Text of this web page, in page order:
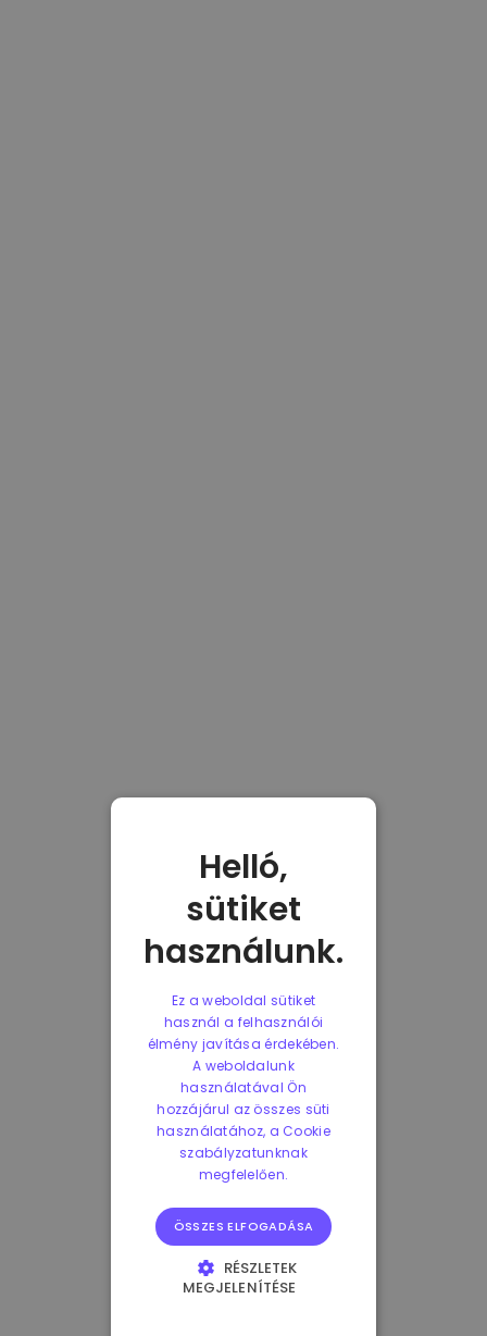
Helló,
sütiket
használunk.
Ez a weboldal sütiket
használ a felhasználói
élmény javítása érdekében.
A weboldalunk
használatával Ön
hozzájárul az összes süti
használatához, a Cookie
szabályzatunknak
megfelelően.
ÖSSZES ELFOGADÁSA
RÉSZLETEK
MEGJELENÍTÉSE